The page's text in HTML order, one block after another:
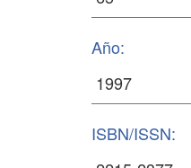
Año:
ISBN/ISSN: